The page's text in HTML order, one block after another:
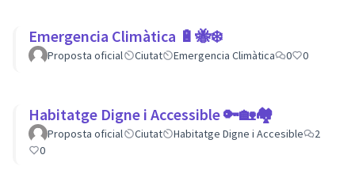
Emergencia Climàtica 🔋🐝❄️
Proposta oficial Ciutat Emergencia Climàtica 0 0
Habitatge Digne i Accessible 🔑🏡🏘
Proposta oficial Ciutat Habitatge Digne i Accesible
2
0